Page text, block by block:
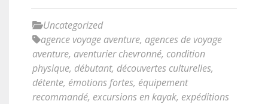
Uncategorized
agence voyage aventure, agences de voyage
aventure, aventurier chevronné, condition
physique, débutant, découvertes culturelles,
détente, émotions fortes, équipement
recommandé, excursions en kayak, expéditions